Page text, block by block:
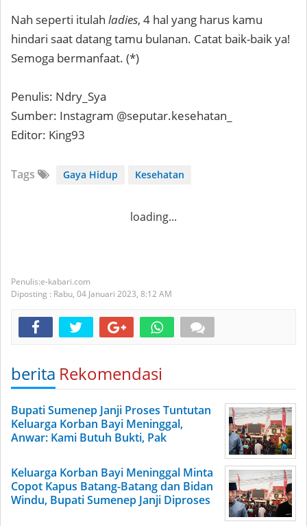
Nah seperti itulah ladies, 4 hal yang harus kamu
hindari saat datang tamu bulanan. Catat baik-baik ya!
Semoga bermanfaat. (*)
Penulis: Ndry_Sya
Sumber: Instagram @seputar.kesehatan_
Editor: King93
Tags Gaya Hidup Kesehatan
loading...
e-kabari.com
Diposting : Rabu, 04 Januari 2023, 8:12 AM
berita Rekomendasi
Bupati Sumenep Janji Proses Tuntutan
Keluarga Korban Bayi Meninggal,
Anwar: Kami Butuh Bukti, Pak
Keluarga Korban Bayi Meninggal Minta
Copot Kapus Batang-Batang dan Bidan
Windu, Bupati Sumenep Janji Diproses